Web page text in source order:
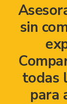
sin
todas
para